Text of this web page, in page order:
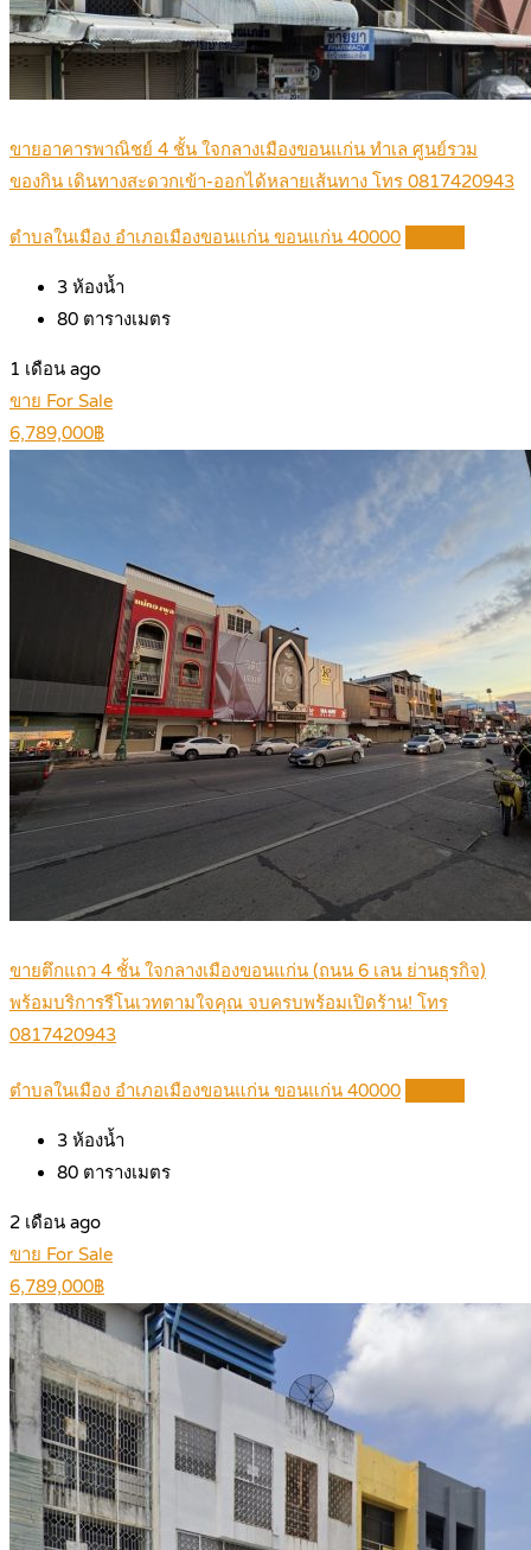
ขายอาคารพาณิชย์ 4 ชั้น ใจกลางเมืองขอนแก่น ทำเล ศูนย์รวม
ของกิน เดินทางสะดวกเข้า-ออกได้หลายเส้นทาง โทร 0817420943
ตำบลในเมือง อำเภอเมืองขอนแก่น ขอนแก่น 40000
3 ห้องน้ำ
80 ตารางเมตร
1 เดือน ago
ขาย For Sale
6,789,000฿
ขายตึกแถว 4 ชั้น ใจกลางเมืองขอนแก่น (ถนน 6 เลน ย่านธุรกิจ)
พร้อมบริการรีโนเวทตามใจคุณ จบครบพร้อมเปิดร้าน! โทร
0817420943
ตำบลในเมือง อำเภอเมืองขอนแก่น ขอนแก่น 40000
3 ห้องน้ำ
80 ตารางเมตร
2 เดือน ago
ขาย For Sale
6,789,000฿